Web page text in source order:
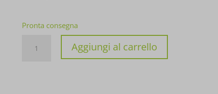
Pronta consegna
Aggiungi al carrello